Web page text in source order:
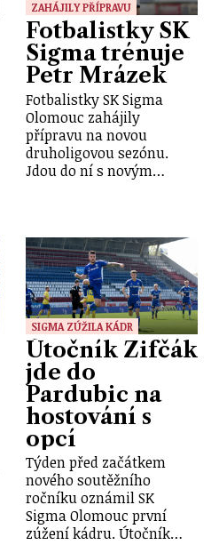
ZAHÁJILY PŘÍPRAVU
Fotbalistky SK
Sigma trénuje
Petr Mrázek
Fotbalistky SK Sigma
Olomouc zahájily
přípravu na novou
druholigovou sezónu.
Jdou do ní s novým…
SIGMA ZÚŽILA KÁDR
Útočník Zifčák
jde do
Pardubic na
hostování s
opcí
Týden před začátkem
nového soutěžního
ročníku oznámil SK
Sigma Olomouc první
zúžení kádru. Útočník…